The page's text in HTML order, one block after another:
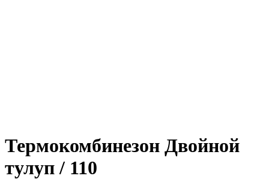
Термокомбинезон Двойной
тулуп / 110